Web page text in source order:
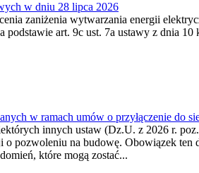
w dniu 28 lipca 2026
zaniżenia wytwarzania energii
podstawie art. 9c ust. 7a ustawy z dnia
w ramach umów o przyłączenie do
innych ustaw (Dz.U. z 2026 r.
pozwoleniu na budowę. Obowiązek
które mogą zostać...